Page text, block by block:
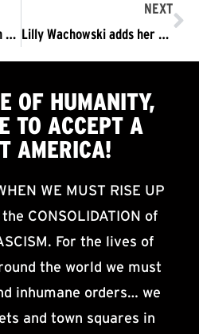
Nos Comprometemos: En nombre de la humanidad, nos negamos a aceptar a un Estados Unidos fascista
NEXT
Lilly Wachowski adds her voice to pledge, “We REFUSE to Accept a Fascist America”
OF HUMANITY,
TO ACCEPTA
AMERICA!
WE MUST RISE UP
CONSOLIDATION of
For the lives of
the world we must
inhumane orders… we
and town squares in